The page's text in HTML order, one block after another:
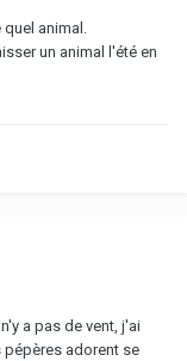
animal.
un animal l'été en
a pas de vent, j'ai
pépères adorent se